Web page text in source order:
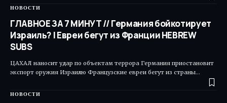
НОВОСТИ
ГЛАВНОЕ ЗА 7 МИНУТ // Германия бойкотирует
Израиль? | Евреи бегут из Франции HEBREW
SUBS
ЦАХАЛ наносит удар по объектам террора Германия приостановит
экспорт оружия Израилю Французские евреи бегут из страны…
НОВОСТИ